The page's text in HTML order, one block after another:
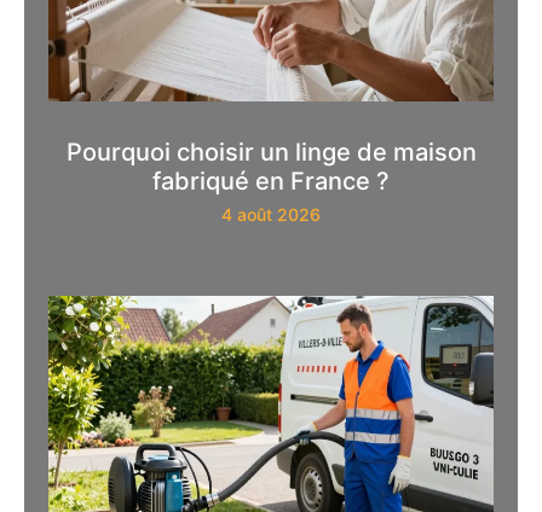
Pourquoi choisir un linge de maison
fabriqué en France ?
4 août 2026